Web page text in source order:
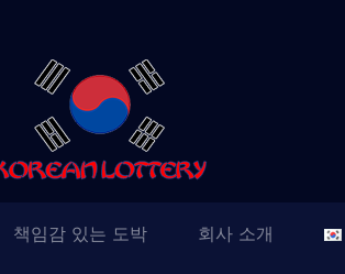
책임감 있는 도박 회사 소개